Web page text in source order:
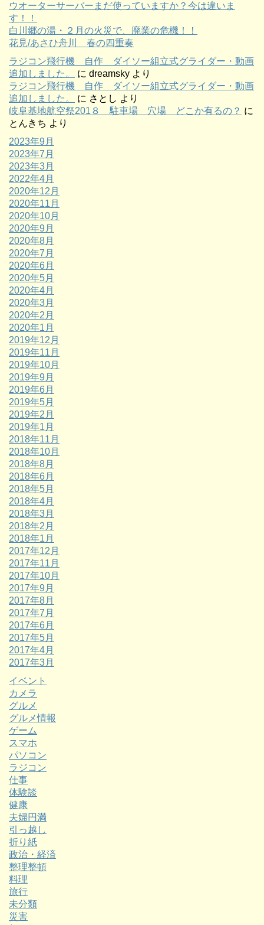
ウオーターサーバーまだ使っていますか？今は違いま
す！！
白川郷の湯・２月の火災で、廃業の危機！！
花見/あさひ舟川 春の四重奏
ラジコン飛行機 自作 ダイソー組立式グライダー・動画
追加しました。
に dreamsky より
ラジコン飛行機 自作 ダイソー組立式グライダー・動画
追加しました。
に さとし より
岐阜基地航空祭201８ 駐車場 穴場 どこか有るの？ に
とんきち より
2023年9月
2023年7月
2023年3月
2022年4月
2020年12月
2020年11月
2020年10月
2020年9月
2020年8月
2020年7月
2020年6月
2020年5月
2020年4月
2020年3月
2020年2月
2020年1月
2019年12月
2019年11月
2019年10月
2019年9月
2019年6月
2019年5月
2019年2月
2019年1月
2018年11月
2018年10月
2018年8月
2018年6月
2018年5月
2018年4月
2018年3月
2018年2月
2018年1月
2017年12月
2017年11月
2017年10月
2017年9月
2017年8月
2017年7月
2017年6月
2017年5月
2017年4月
2017年3月
イベント
カメラ
グルメ
グルメ情報
ゲーム
スマホ
パソコン
ラジコン
仕事
体験談
健康
夫婦円満
引っ越し
折り紙
政治・経済
整理整頓
料理
旅行
未分類
災害